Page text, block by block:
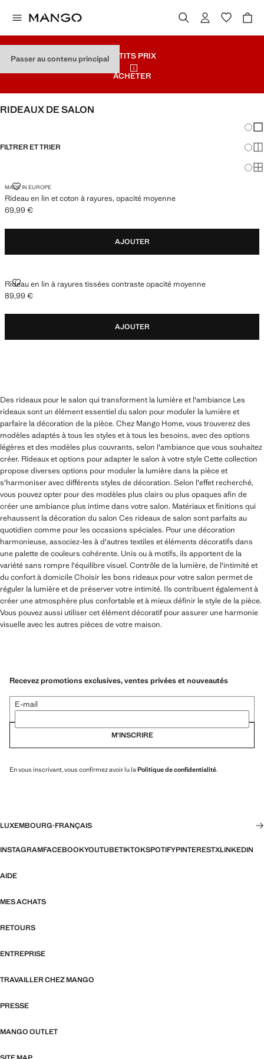
Passer au contenu principalPETITS PRIX
ACHETER
RIDEAUX DE SALON
FILTRER ET TRIER
MADE IN EUROPE
Rideau en lin et coton à rayures, opacité moyenne
RIDEAU EN LIN ET COTON À RAYURES, OPACITÉ MOYENNE
Prix actuel [69,99 € ]
69,99 €
AJOUTER
Rideau en lin à rayures tissées contraste opacité moyenne
RIDEAU EN LIN À RAYURES TISSÉES CONTRASTE OPACITÉ MOYENNE
Prix actuel [89,99 € ]
89,99 €
AJOUTER
Des rideaux pour le salon qui transforment la lumière et l'ambiance Les
rideaux sont un élément essentiel du salon pour moduler la lumière et
parfaire la décoration de la pièce. Chez Mango Home, vous trouverez des
modèles adaptés à tous les styles et à tous les besoins, avec des options
légères et des modèles plus couvrants, selon l'ambiance que vous souhaitez
créer. Rideaux et options pour adapter le salon à votre style Cette collection
propose diverses options pour moduler la lumière dans la pièce et
s'harmoniser avec différents styles de décoration. Selon l'effet recherché,
vous pouvez opter pour des modèles plus clairs ou plus opaques afin de
créer une ambiance plus intime dans votre salon. Matériaux et finitions qui
rehaussent la décoration du salon Ces rideaux de salon sont parfaits au
quotidien comme pour les occasions spéciales. Pour une décoration
harmonieuse, associez-les à d'autres textiles et éléments décoratifs dans
une palette de couleurs cohérente. Unis ou à motifs, ils apportent de la
variété sans rompre l'équilibre visuel. Contrôle de la lumière, de l'intimité et
du confort à domicile Choisir les bons rideaux pour votre salon permet de
réguler la lumière et de préserver votre intimité. Ils contribuent également à
créer une atmosphère plus confortable et à mieux définir le style de la pièce.
Vous pouvez aussi utiliser cet élément décoratif pour assurer une harmonie
visuelle avec les autres pièces de votre maison.
Recevez promotions exclusives, ventes privées et nouveautés
E-mail
M’INSCRIRE
En vous inscrivant, vous confirmez avoir lu la Politique de confidentialité.
LUXEMBOURG·FRANÇAIS
INSTAGRAMFACEBOOKYOUTUBETIKTOKSPOTIFYPINTERESTXLINKEDIN
AIDE
MES ACHATS
RETOURS
ENTREPRISE
TRAVAILLER CHEZ MANGO
PRESSE
MANGO OUTLET